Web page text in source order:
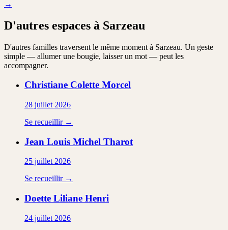
→
D'autres espaces à Sarzeau
D'autres familles traversent le même moment à Sarzeau. Un geste
simple — allumer une bougie, laisser un mot — peut les
accompagner.
Christiane Colette Morcel
28 juillet 2026
Se recueillir →
Jean Louis Michel Tharot
25 juillet 2026
Se recueillir →
Doette Liliane Henri
24 juillet 2026